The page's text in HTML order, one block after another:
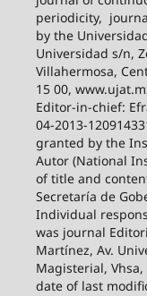
periodicity,
by the
Universidad s/n,
Villahermosa,
15 00,
Editor-in-chief:
04-2013-
granted by the
Autor (National
of title and
Secretaría de
Individual
was journal
Martínez, Av.
Magisterial, Vhsa,
date of last